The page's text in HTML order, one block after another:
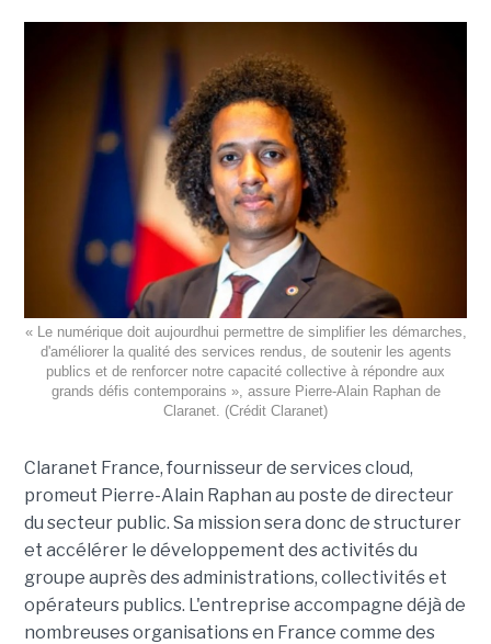
« Le numérique doit aujourdhui permettre de simplifier les démarches,
d'améliorer la qualité des services rendus, de soutenir les agents
publics et de renforcer notre capacité collective à répondre aux
grands défis contemporains », assure Pierre-Alain Raphan de
Claranet. (Crédit Claranet)
Claranet France, fournisseur de services cloud,
promeut Pierre-Alain Raphan au poste de directeur
du secteur public. Sa mission sera donc de structurer
et accélérer le développement des activités du
groupe auprès des administrations, collectivités et
opérateurs publics. L'entreprise accompagne déjà de
nombreuses organisations en France comme des